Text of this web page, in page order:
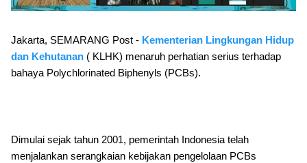
Jakarta, SEMARANG Post - Kementerian Lingkungan Hidup
dan Kehutanan ( KLHK) menaruh perhatian serius terhadap
bahaya Polychlorinated Biphenyls (PCBs).
Dimulai sejak tahun 2001, pemerintah Indonesia telah
menjalankan serangkaian kebijakan pengelolaan PCBs